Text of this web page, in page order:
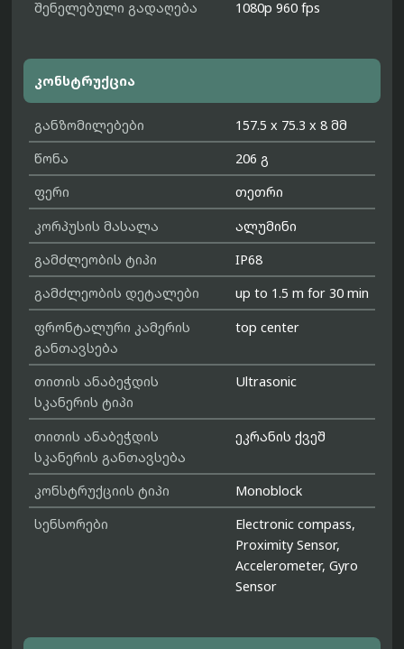
შენელებული გადაღება 1080p 960 fps
კონსტრუქცია
განზომილებები
157.5 x 75.3 x 8 მმ
წონა
206 გ
ფერი
თეთრი
კორპუსის მასალა
ალუმინი
გამძლეობის ტიპი
IP68
გამძლეობის დეტალები
up to 1.5 m for 30 min
ფრონტალური კამერის
განთავსება
top center
თითის ანაბეჭდის
სკანერის ტიპი
Ultrasonic
თითის ანაბეჭდის
სკანერის განთავსება
ეკრანის ქვეშ
კონსტრუქციის ტიპი
Monoblock
სენსორები
Electronic compass,
Proximity Sensor,
Accelerometer, Gyro
Sensor